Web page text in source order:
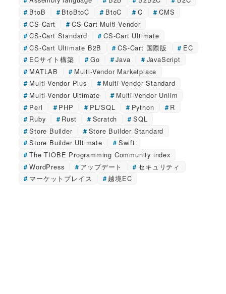
BtoB
BtoBtoC BtoC C
CMS
CS-Cart
CS-Cart Multi-Vendor
CS-Cart Standard
CS-Cart Ultimate
CS-Cart Ultimate B2B
CS-Cart 国際版
EC
ECサイト構築
Go Java
JavaScript
MATLAB
Multi-Vendor Marketplace
Multi-Vendor Plus
Multi-Vendor Standard
Multi-Vendor Ultimate
Multi-Vendor Unlim
Perl
PHP PL/SQL Python
R
Ruby
Rust Scratch
SQL
Store Builder
Store Builder Standard
Store Builder Ultimate
Swift
The TIOBE Programming Community index
WordPress
アップデート
セキュリティ
マーケットプレイス
越境EC